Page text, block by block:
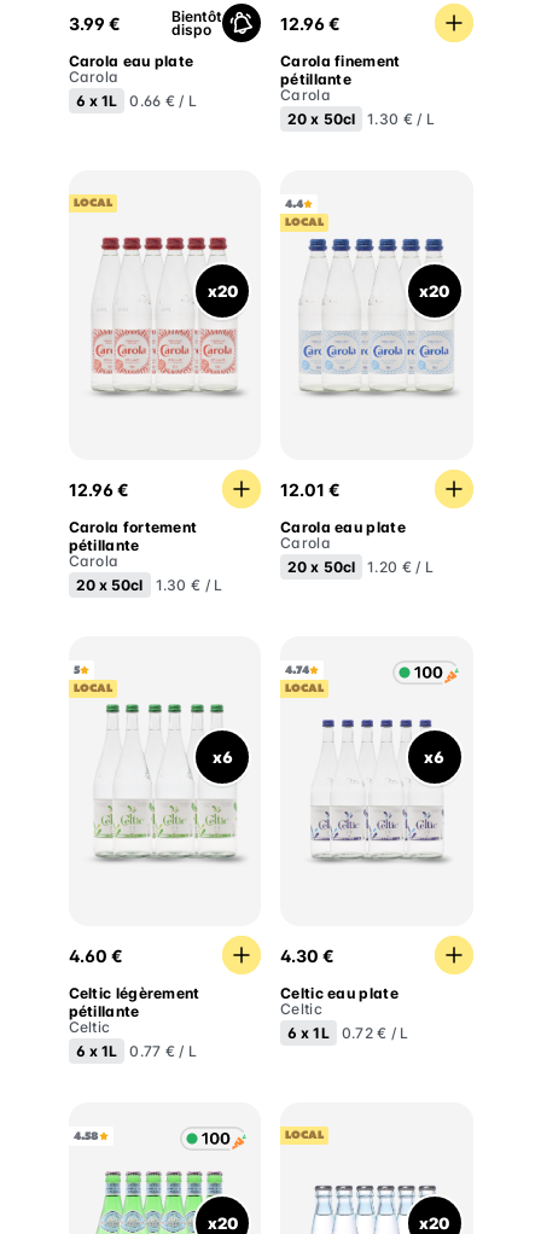
3.99 € Bientôt
dispo
Carola eau plate
Carola
6 x1L 0.66 € / L
12.96 €
Carola finement
pétillante
Carola
20 x 50cl 1.30 € / L
LOCAL
x20
Carola fortement pétillante
12.96 €
Carola fortement
pétillante
Carola
20 x50cl 1.30 € / L
4.4
LOCAL
x20
12.01 €
Carola eau plate
Carola
20 x 50cl 1.20 € / L
5
LOCAL
x6
Celtic légèrement pétillante
4.60 €
Celtic légèrement
pétillante
Celtic
6 x1L 0.77 € / L
4.74
LOCAL
x6
4.30 €
Celtic eau plate
Celtic
6 x 1L 0.72 € / L
4.58
x20
LOCAL
x20